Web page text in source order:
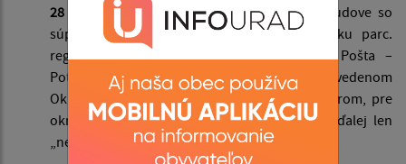
28 m²
nachádzajúce sa v administratívnej budove so
súpisným číslom 44, postavenej na pozemku parc.
registra „C", parc. č. 1333, popis stavby: Pošta –
Potraviny, zapísanej na liste vlastníctva č. 364, vedenom
Okresným úradom Senec, katastrálnym odborom, pre
okres: Senec, obec: Rovinka, k. ú.: Rovinka (ďalej len
„nebytový priestor" alebo „predmet nájmu").